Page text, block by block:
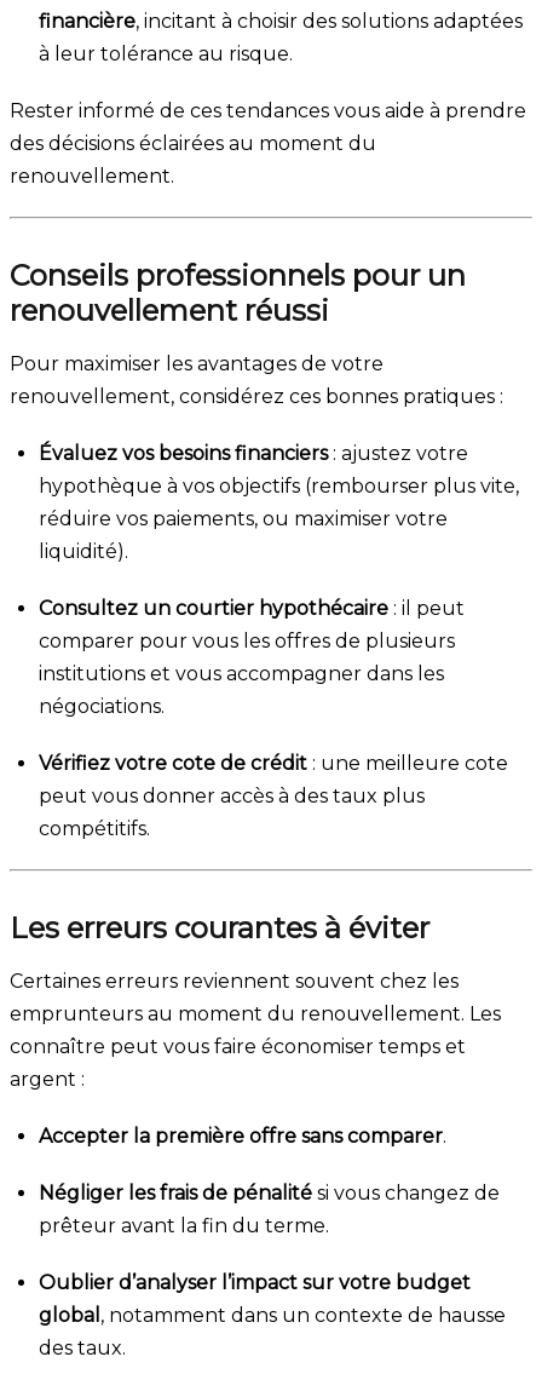
financière, incitant à choisir des solutions adaptées
à leur tolérance au risque.
Rester informé de ces tendances vous aide à prendre
des décisions éclairées au moment du
renouvellement.
Conseils professionnels pour un
renouvellement réussi
Pour maximiser les avantages de votre
renouvellement, considérez ces bonnes pratiques :
Évaluez vos besoins financiers: ajustez votre
hypothèque à vos objectifs (rembourser plus vite,
réduire vos paiements, ou maximiser votre
liquidité).
Consultez un courtier hypothécaire : il peut
comparer pour vous les offres de plusieurs
institutions et vous accompagner dans les
négociations.
Vérifiez votre cote de crédit : une meilleure cote
peut vous donner accès à des taux plus
compétitifs.
Les erreurs courantes à éviter
Certaines erreurs reviennent souvent chez les
emprunteurs au moment du renouvellement. Les
connaître peut vous faire économiser temps et
argent :
Accepter la première offre sans comparer.
Négliger les frais de pénalité si vous changez de
prêteur avant la fin du terme.
Oublier d’analyser l’impact sur votre budget
global , notamment dans un contexte de hausse
des taux.